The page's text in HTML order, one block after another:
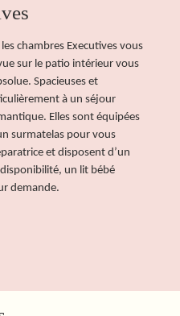
chambres Executives vous
sur le patio intérieur vous
Spacieuses et
à un séjour
Elles sont équipées
surmatelas pour vous
et disposent d’un
disponibilité, un lit bébé
demande.